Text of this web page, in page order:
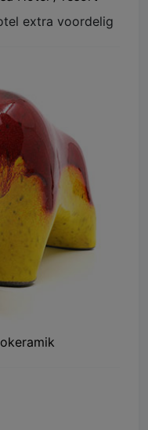
extra voordelig